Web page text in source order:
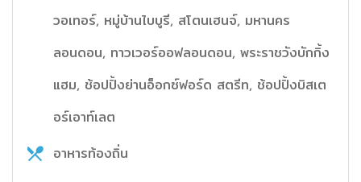
วอเทอร์, หมู่บ้านไบบูรี, สโตนเฮนจ์, มหานคร
ลอนดอน, ทาวเวอร์ออฟลอนดอน, พระราชวังบักกิ้ง
แฮม, ช้อปปิ้งย่านอ็อกซ์ฟอร์ด สตรีท, ช้อปปิ้งบิสเต
อร์เอาท์เลต
อาหารท้องถิ่น